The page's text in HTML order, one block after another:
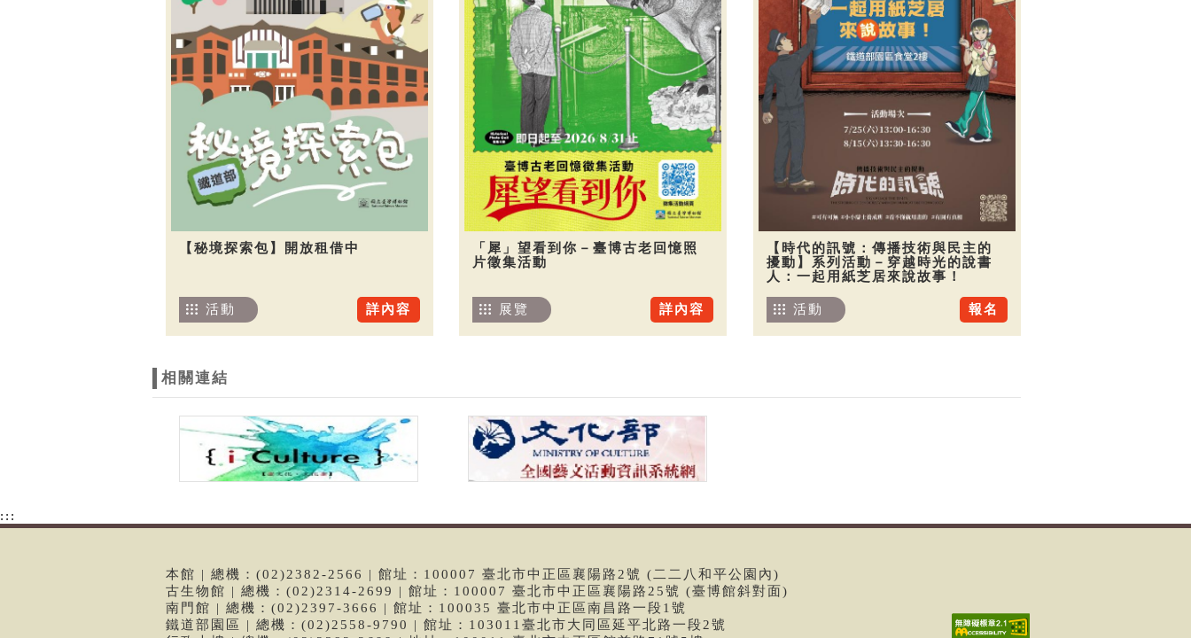
【秘境探索包】開放租借中
詳內容
活動
「犀」望看到你－臺博古老回憶照
片徵集活動
詳內容
展覽
【時代的訊號：傳播技術與民主的
擾動】系列活動－穿越時光的說書
人：一起用紙芝居來說故事！
報名
活動
相關連結
:::
本館 | 總機：(02)2382-2566 | 館址：100007 臺北市中正區襄陽路2號 (二二八和平公園內)
古生物館 | 總機：(02)2314-2699 | 館址：100007 臺北市中正區襄陽路25號 (臺博館斜對面)
南門館 | 總機：(02)2397-3666 | 館址：100035 臺北市中正區南昌路一段1號
鐵道部園區 | 總機：(02)2558-9790 | 館址：103011臺北市大同區延平北路一段2號